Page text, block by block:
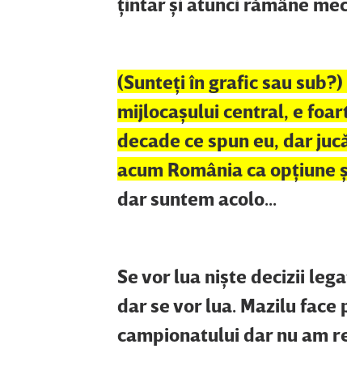
(Sunteţi în grafic sau
mijlocaşului central, e
decade ce spun eu, dar
acum România ca opţiune
dar suntem acolo...
Se vor lua nişte decizii
dar se vor lua. Mazilu
campionatului dar nu am